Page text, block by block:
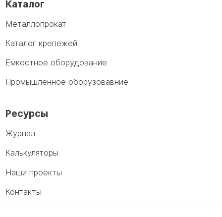
Каталог
Металлопрокат
Каталог крепежей
Емкостное оборудование
Промышленное оборузовавние
Ресурсы
Журнал
Калькуляторы
Наши проекты
Контакты